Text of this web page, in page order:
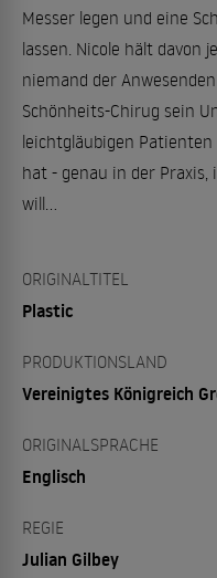
Messer legen und eine
lassen. Nicole hält davon
niemand der
Schönheits-Chirug sein
leichtgläubigen Patienten
hat - genau in der Praxis,
will...
ORIGINALTITEL
Plastic
PRODUKTIONSLAND
Vereinigtes Königreich
ORIGINALSPRACHE
Englisch
REGIE
Julian Gilbey